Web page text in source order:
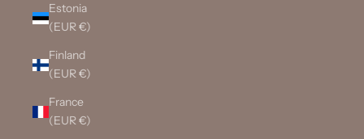
Estonia
(EUR €)
Finland
(EUR €)
France
(EUR €)